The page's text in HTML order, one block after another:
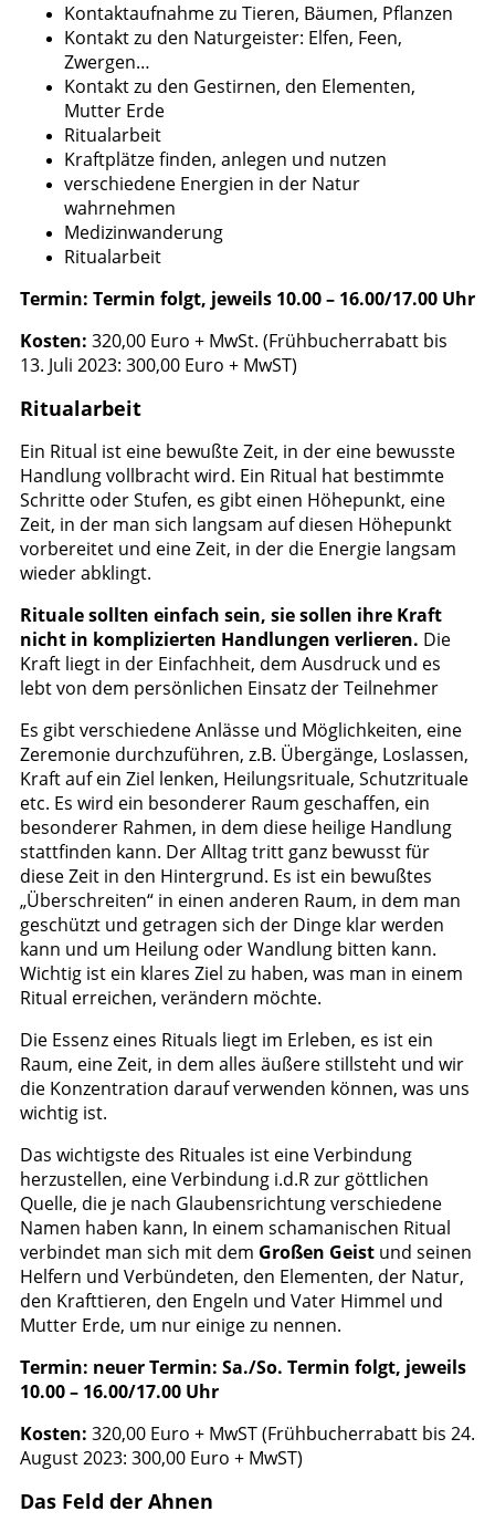
Kontaktaufnahme zu Tieren, Bäumen, Pflanzen
Kontakt zu den Naturgeister: Elfen, Feen,
Zwergen…
Kontakt zu den Gestirnen, den Elementen,
Mutter Erde
Ritualarbeit
Kraftplätze finden, anlegen und nutzen
verschiedene Energien in der Natur
wahrnehmen
Medizinwanderung
Ritualarbeit
Termin: Termin folgt, jeweils 10.00 – 16.00/17.00 Uhr
Kosten: 320,00 Euro + MwSt. (Frühbucherrabatt bis
13. Juli 2023: 300,00 Euro + MwST)
Ritualarbeit
Ein Ritual ist eine bewußte Zeit, in der eine bewusste
Handlung vollbracht wird. Ein Ritual hat bestimmte
Schritte oder Stufen, es gibt einen Höhepunkt, eine
Zeit, in der man sich langsam auf diesen Höhepunkt
vorbereitet und eine Zeit, in der die Energie langsam
wieder abklingt.
Rituale sollten einfach sein, sie sollen ihre Kraft
nicht in komplizierten Handlungen verlieren. Die
Kraft liegt in der Einfachheit, dem Ausdruck und es
lebt von dem persönlichen Einsatz der Teilnehmer
Es gibt verschiedene Anlässe und Möglichkeiten, eine
Zeremonie durchzuführen, z.B. Übergänge, Loslassen,
Kraft auf ein Ziel lenken, Heilungsrituale, Schutzrituale
etc. Es wird ein besonderer Raum geschaffen, ein
besonderer Rahmen, in dem diese heilige Handlung
stattfinden kann. Der Alltag tritt ganz bewusst für
diese Zeit in den Hintergrund. Es ist ein bewußtes
„Überschreiten“ in einen anderen Raum, in dem man
geschützt und getragen sich der Dinge klar werden
kann und um Heilung oder Wandlung bitten kann.
Wichtig ist ein klares Ziel zu haben, was man in einem
Ritual erreichen, verändern möchte.
Die Essenz eines Rituals liegt im Erleben, es ist ein
Raum, eine Zeit, in dem alles äußere stillsteht und wir
die Konzentration darauf verwenden können, was uns
wichtig ist.
Das wichtigste des Rituales ist eine Verbindung
herzustellen, eine Verbindung i.d.R zur göttlichen
Quelle, die je nach Glaubensrichtung verschiedene
Namen haben kann, In einem schamanischen Ritual
verbindet man sich mit dem Großen Geist und seinen
Helfern und Verbündeten, den Elementen, der Natur,
den Krafttieren, den Engeln und Vater Himmel und
Mutter Erde, um nur einige zu nennen.
Termin: neuer Termin: Sa./So. Termin folgt, jeweils
10.00 – 16.00/17.00 Uhr
Kosten: 320,00 Euro + MwST (Frühbucherrabatt bis 24.
August 2023: 300,00 Euro + MwST)
Das Feld der Ahnen